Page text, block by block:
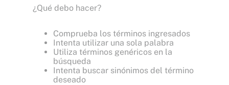
¿Qué debo hacer?
Comprueba los términos ingresados
Intenta utilizar una sola palabra
Utiliza términos genéricos en la
búsqueda
Intenta buscar sinónimos del término
deseado